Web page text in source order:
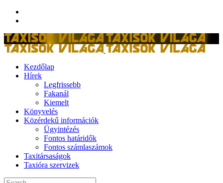
Kezdőlap
Hírek
Legfrissebb
Fakanál
Kiemelt
Könyvelés
Közérdekű információk
Ügyintézés
Fontos határidők
Fontos számlaszámok
Taxitársaságok
Taxióra szervizek